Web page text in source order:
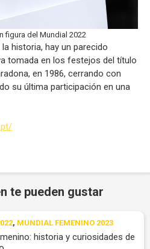
figura del Mundial 2022
historia, hay un parecido
tomada en los festejos del título
en 1986, cerrando con
su última participación en una
te pueden gustar
, MUNDIAL FEMENINO 2023
historia y curiosidades de